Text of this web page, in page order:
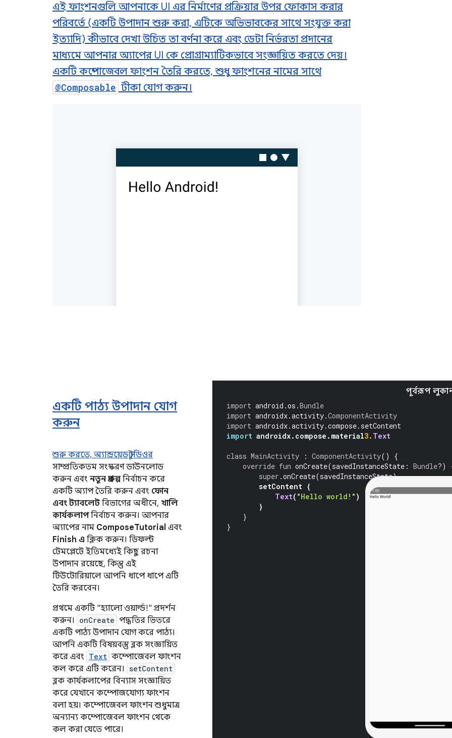
এই ফাংশনগুলি আপনাকে UI এর নির্মাণের প্রক্রিয়ার উপর ফোকাস করার
পরিবর্তে (একটি উপাদান শুরু করা, এটিকে অভিভাবকের সাথে সংযুক্ত করা
ইত্যাদি) কীভাবে দেখা উচিত তা বর্ণনা করে এবং ডেটা নির্ভরতা প্রদানের
মাধ্যমে আপনার অ্যাপের UI কে প্রোগ্রাম্যাটিকভাবে সংজ্ঞায়িত করতে দেয়।
একটি কম্পোজেবল ফাংশন তৈরি করতে, শুধু ফাংশনের নামের সাথে
@Composable টীকা যোগ করুন।
একটি পাঠ্য উপাদান যোগ
করুন
শুরু করতে, অ্যান্ড্রয়েড স্টুডিওর
সাম্প্রতিকতম সংস্করণ ডাউনলোড
করুন এবং নতুন প্রকল্পনির্বাচন করে
একটি অ্যাপ তৈরি করুন এবং ফোন
এবং ট্যাবলেট বিভাগের অধীনে, খালি
কার্যকলাপনির্বাচন করুন। আপনার
অ্যাপের নাম ComposeTutorial এবং
Finish এ ক্লিক করুন। ডিফল্ট
টেমপ্লেটে ইতিমধ্যেই কিছু রচনা
উপাদান রয়েছে, কিন্তু এই
টিউটোরিয়ালে আপনি ধাপে ধাপে এটি
তৈরি করবেন।
প্রথমে একটি "হ্যালো ওয়ার্ল্ড!" প্রদর্শন
করুন।
onCreate পদ্ধতির ভিতরে
একটি পাঠ্য উপাদান যোগ করে পাঠ্য।
আপনি একটি বিষয়বস্তু ব্লক সংজ্ঞায়িত
করে এবং Text কম্পোজেবল ফাংশন
কল করে এটি করেন।
setContent
ব্লক কার্যকলাপের বিন্যাস সংজ্ঞায়িত
করে যেখানে কম্পোজযোগ্য ফাংশন
বলা হয়। কম্পোজেবল ফাংশন শুধুমাত্র
অন্যান্য কম্পোজেবল ফাংশন থেকে
কল করা যেতে পারে।
import android .os .Bundle
import androidx.activity.ComponentActivity
import androidx.activity.compose. setContent
import androidx. compose . material3. Text
class MainActivity : ComponentActivity()
{
override fun onCreate(savedInstanceState : Bundle?)
super .onCreate(savedInstanceState)
setContent {
Text( "Hello world!" )
}
}
}
পূর্বরূপ